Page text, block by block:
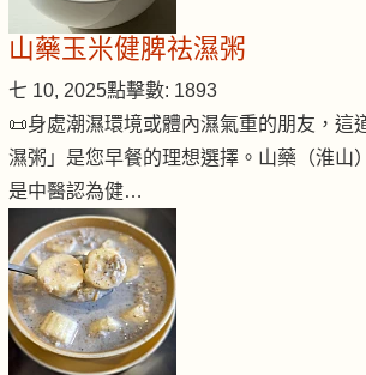
山藥玉米健脾祛濕粥
七 10, 2025點擊數: 1893
📜身處潮濕環境或體內濕氣重的朋友，這
濕粥」是您早餐的理想選擇。山藥（淮山
是中醫認為健…